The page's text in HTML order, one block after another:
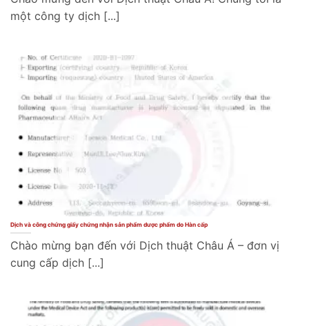
một công ty dịch [...]
Dịch và công chứng giấy chứng nhận sản phẩm dược phẩm do Hàn cấp
Chào mừng bạn đến với Dịch thuật Châu Á – đơn vị
cung cấp dịch [...]